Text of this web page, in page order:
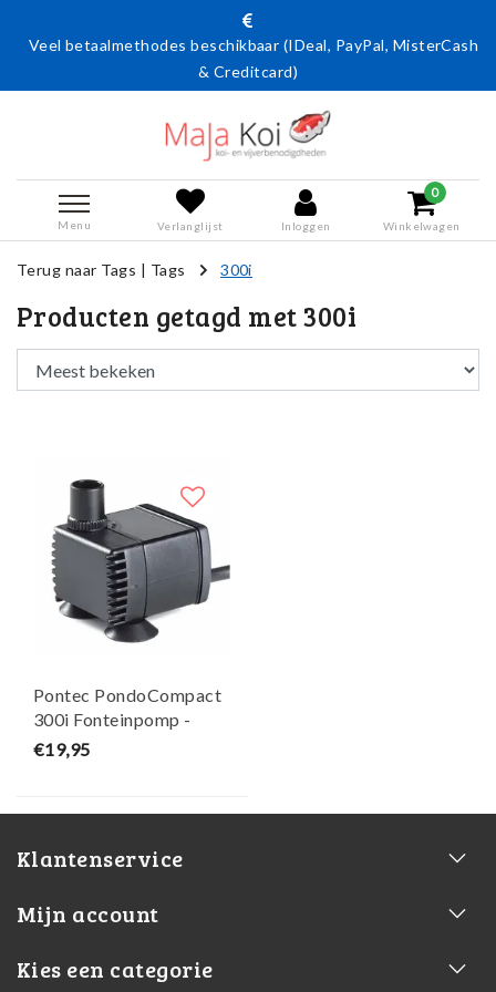
Veel betaalmethodes beschikbaar (IDeal, PayPal, MisterCash
& Creditcard)
Menu Verlanglijst Inloggen
0
Winkelwagen
Terug naar Tags | Tags 300i
Producten getagd met 300i
Pontec PondoCompact
300i Fonteinpomp -
Oase
€19,95
Klantenservice
Mijn account
Kies een categorie